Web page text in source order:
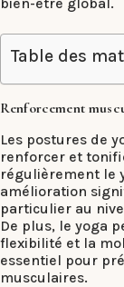
Table des
Renforcement
Les postures de
renforcer et
régulièrement le
amélioration
particulier au
De plus, le yoga
flexibilité et la
essentiel pour
musculaires.